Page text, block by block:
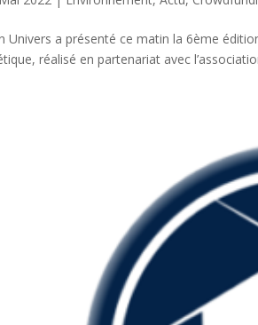
Univers a présenté ce matin la 6ème
réalisé en partenariat avec